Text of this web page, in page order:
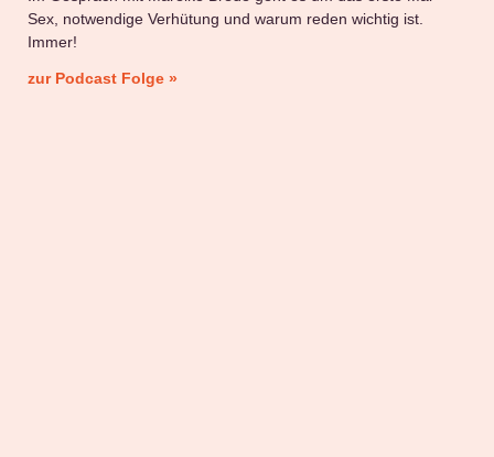
Sex, notwendige Verhütung und warum reden wichtig ist.
Immer!
zur Podcast Folge »